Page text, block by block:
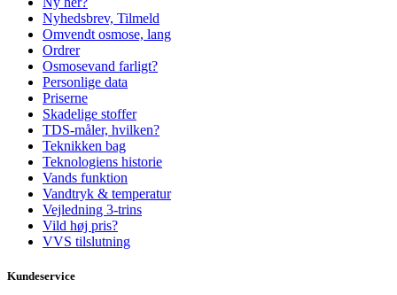
Nyhedsbrev, Tilmeld
Omvendt osmose, lang
Ordrer
Osmosevand farligt?
Personlige data
Priserne
Skadelige stoffer
TDS-måler, hvilken?
Teknikken bag
Teknologiens historie
Vands funktion
Vandtryk & temperatur
Vejledning 3-trins
Vild høj pris?
VVS tilslutning
Kundeservice